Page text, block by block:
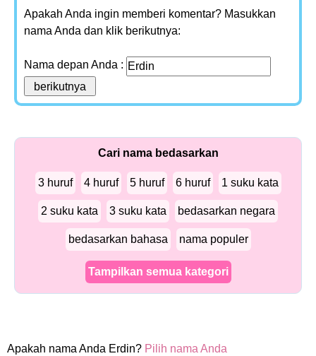
Apakah Anda ingin memberi komentar? Masukkan
nama Anda dan klik berikutnya:
Nama depan Anda :
Cari nama bedasarkan
3 huruf 4 huruf 5 huruf 6 huruf 1 suku kata
2 suku kata 3 suku kata bedasarkan negara
bedasarkan bahasa nama populer
Tampilkan semua kategori
Apakah nama Anda Erdin? Pilih nama Anda